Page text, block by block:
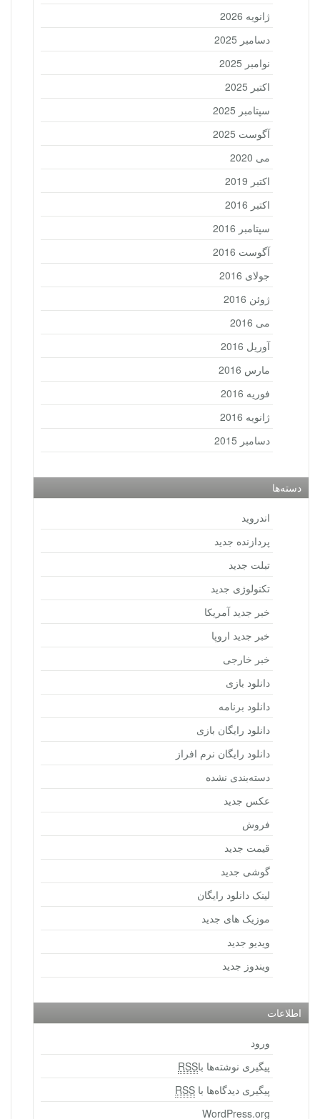
ژانویه 2026
دسامبر 2025
نوامبر 2025
اکتبر 2025
سپتامبر 2025
آگوست 2025
می 2020
اکتبر 2019
اکتبر 2016
سپتامبر 2016
آگوست 2016
جولای 2016
ژوئن 2016
می 2016
آوریل 2016
مارس 2016
فوریه 2016
ژانویه 2016
دسامبر 2015
دسته‌ها
اندروید
پردازنده جدید
تبلت جدید
تکنولوژی جدید
خبر جدید آمریکا
خبر جدید اروپا
خبر خارجی
دانلود بازی
دانلود برنامه
دانلود رایگان بازی
دانلود رایگان نرم افراز
دسته‌بندی نشده
عکس جدید
فروش
قیمت جدید
گوشی جدید
لینک دانلود رایگان
موزیک های جدید
ویدیو جدید
ویندوز جدید
اطلاعات
ورود
پیگیری نوشته‌ها باRSS
پیگیری دیدگاه‌ها با RSS
WordPress.org